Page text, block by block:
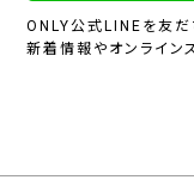
ONLY公式LINEを友だ
新着情報やオンライン